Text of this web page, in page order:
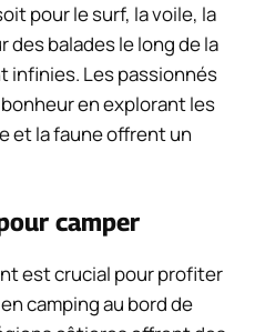
pour le surf, la voile, la
des balades le long de la
infinies. Les passionnés
en explorant les
et la faune offrent un
camper
est crucial pour profiter
camping au bord de